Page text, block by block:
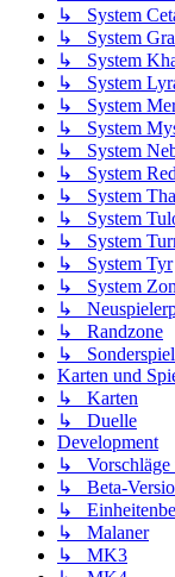
↳ System
↳ System
↳ System
↳ System
↳ System
↳ System
↳ System
↳ System
↳ System
↳ System
↳ System
↳ System Tyr
↳ System
↳
↳ Randzone
↳
Karten und
↳ Karten
↳ Duelle
Development
↳ Vorschläge
↳ Beta-
↳
↳ Malaner
↳ MK3